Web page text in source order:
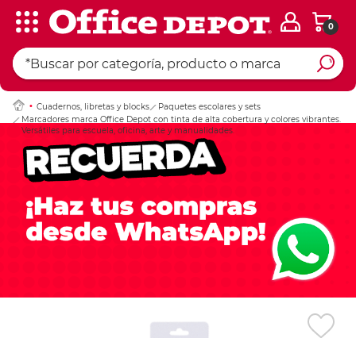
0
Cuadernos, libretas y blocks
Paquetes escolares y sets
Marcadores marca Office Depot con tinta de alta cobertura y colores vibrantes.
Versátiles para escuela, oficina, arte y manualidades.
Ingresar Codigo